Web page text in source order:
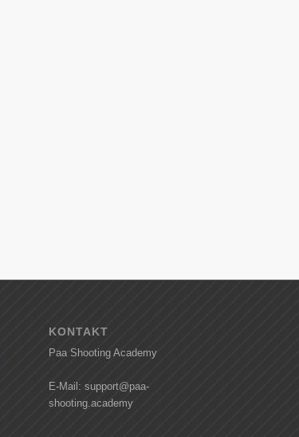
KONTAKT
Paa Shooting Academy
E-Mail: support@paa-
shooting.academy